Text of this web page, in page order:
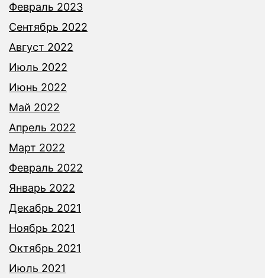
Февраль 2023
Сентябрь 2022
Август 2022
Июль 2022
Июнь 2022
Май 2022
Апрель 2022
Март 2022
Февраль 2022
Январь 2022
Декабрь 2021
Ноябрь 2021
Октябрь 2021
Июль 2021